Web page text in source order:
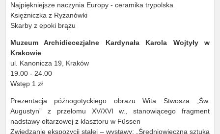
Najpiękniejsze naczynia Europy - ceramika trypolska
Księżniczka z Ryżanówki
Skarby z epoki brązu
Muzeum Archidiecezjalne Kardynała Karola Wojtyły w
Krakowie
ul. Kanonicza 19, Kraków
19.00 - 24.00
Wstęp 1 zł
Prezentacja późnogotyckiego obrazu Wita Stwosza „Św.
Augustyn” z przełomu XV/XVI w., stanowiącego fragment
nadstawy ołtarzowej z klasztoru w Füssen
Zwiedzanie ekspozycji stałej – wystawy: „Średniowieczna sztuka